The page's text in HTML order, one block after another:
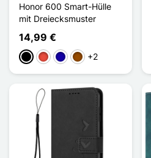
Honor 600 Smart-Hülle
mit Dreiecksmuster
14,99 €
Schwarz
Rot Dunkelblau
Braun
+2